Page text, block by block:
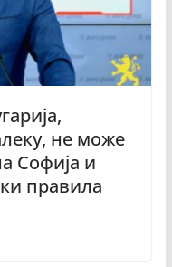
не може
Софија и
правила